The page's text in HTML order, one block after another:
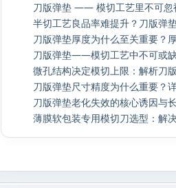
刀版弹垫 —— 模切工艺里不可忽